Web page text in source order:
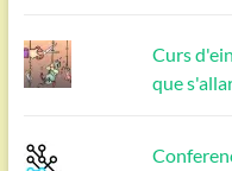
Curs
que